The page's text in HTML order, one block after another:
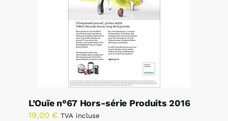
L’Ouïe n°67 Hors-série Produits 2016
19,00 € TVA incluse